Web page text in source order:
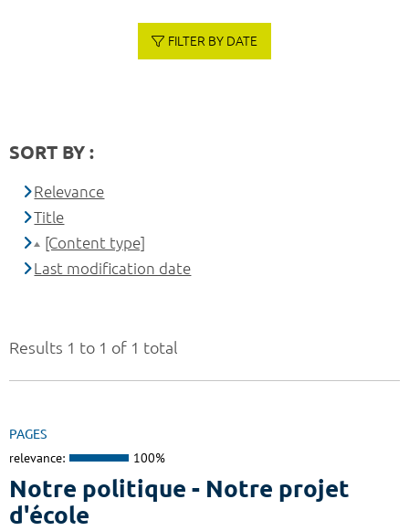
Results 1 to 1 of 1 total
PAGES
relevance: 100%
Notre politique - Notre projet
d'école
FILTER BY DATE
SORT BY :
Relevance
Title
[Content type]
Last modification date